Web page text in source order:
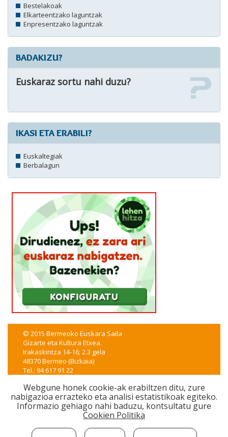
Bestelakoak
Elkarteentzako laguntzak
Enpresentzako laguntzak
BADAKIZU?
Euskaraz sortu nahi duzu?
IKASI ETA ERABILI?
Euskaltegiak
Berbalagun
© 2015 Bermeoko Euskara Saila
Gizarte eta Kultura Etxea.
Irakaskintza 14-16; 2.3 gela
48370 Bermeo (Bizkaia)
Tel.: 94 617 91 22
CSS|XHTML| WAI-A| Lege oharra|Irisgarritasuna
iametza interaktiboak garatua
Webgune honek cookie-ak erabiltzen ditu, zure
nabigazioa errazteko eta analisi estatistikoak egiteko.
Informazio gehiago nahi baduzu, kontsultatu gure
Cookien Politika